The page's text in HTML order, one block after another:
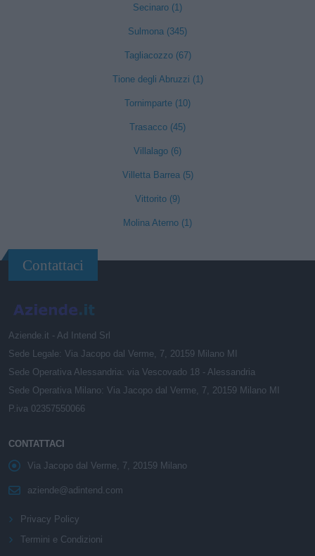
Secinaro (1)
Sulmona (345)
Tagliacozzo (67)
Tione degli Abruzzi (1)
Tornimparte (10)
Trasacco (45)
Villalago (6)
Villetta Barrea (5)
Vittorito (9)
Molina Aterno (1)
Contattaci
Aziende.it - Ad Intend Srl
Sede Legale: Via Jacopo dal Verme, 7, 20159 Milano MI
Sede Operativa Alessandria: via Vescovado 18 - Alessandria
Sede Operativa Milano: Via Jacopo dal Verme, 7, 20159 Milano MI
P.iva 02357550066
CONTATTACI
Via Jacopo dal Verme, 7, 20159 Milano
aziende@adintend.com
Privacy Policy
Termini e Condizioni